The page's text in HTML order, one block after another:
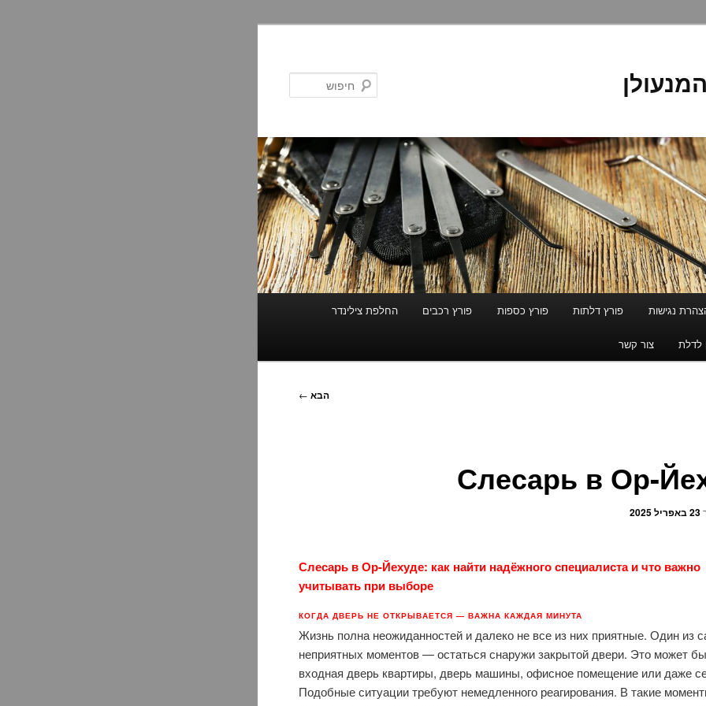
נגישות פורץ דלתות פורץ כספות פורץ רכבים החלפת צילינדר
לדלת צור קשר
הבא ←
Слесарь в Ор-
23 באפריל 2025
Слесарь в Ор-Йехуде: как найти надёжного специалиста и что важно
учитывать при выборе
КОГДА ДВЕРЬ НЕ ОТКРЫВАЕТСЯ — ВАЖНА КАЖДАЯ МИНУТА
Жизнь полна неожиданностей и далеко не все из них приятные. Один из
неприятных моментов — остаться снаружи закрытой двери. Это может
входная дверь квартиры, дверь машины, офисное помещение или даже
Подобные ситуации требуют немедленного реагирования. В такие